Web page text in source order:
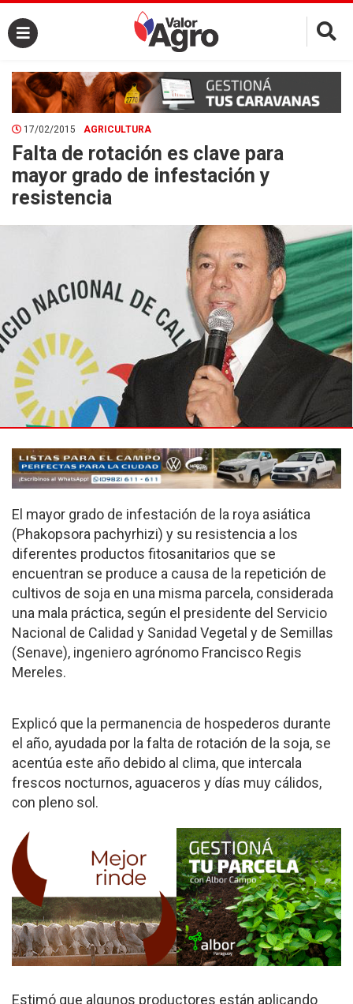
×
17/02/2015 AGRICULTURA
Falta de rotación es clave para
mayor grado de infestación y
resistencia
El mayor grado de infestación de la roya asiática
(Phakopsora pachyrhizi) y su resistencia a los
diferentes productos fitosanitarios que se
encuentran se produce a causa de la repetición de
cultivos de soja en una misma parcela, considerada
una mala práctica, según el presidente del Servicio
Nacional de Calidad y Sanidad Vegetal y de Semillas
(Senave), ingeniero agrónomo Francisco Regis
Mereles.
Explicó que la permanencia de hospederos durante
el año, ayudada por la falta de rotación de la soja, se
acentúa este año debido al clima, que intercala
frescos nocturnos, aguaceros y días muy cálidos,
con pleno sol.
Estimó que algunos productores están aplicando